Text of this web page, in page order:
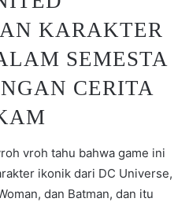
KARAKTER
SEMESTA
CERITA
vroh tahu bahwa game ini
ikonik dari DC Universe,
dan Batman, dan itu